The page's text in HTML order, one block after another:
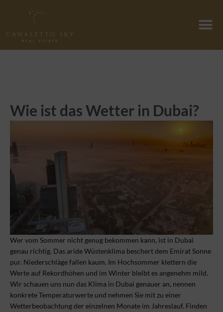
Wie ist das Wetter in Dubai?
Wer vom Sommer nicht genug bekommen kann, ist in Dubai
genau richtig. Das aride Wüstenklima beschert dem Emirat Sonne
pur. Niederschläge fallen kaum. Im Hochsommer klettern die
Werte auf Rekordhöhen und im Winter bleibt es angenehm mild.
Wir schauen uns nun das Klima in Dubai genauer an, nennen
konkrete Temperaturwerte und nehmen Sie mit zu einer
Wetterbeobachtung der einzelnen Monate im Jahreslauf. Finden